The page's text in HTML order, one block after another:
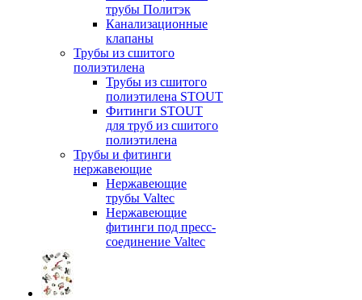
трубы Политэк
Канализационные
клапаны
Трубы из сшитого
полиэтилена
Трубы из сшитого
полиэтилена STOUT
Фитинги STOUT
для труб из сшитого
полиэтилена
Трубы и фитинги
нержавеющие
Нержавеющие
трубы Valtec
Нержавеющие
фитинги под пресс-
соединение Valtec